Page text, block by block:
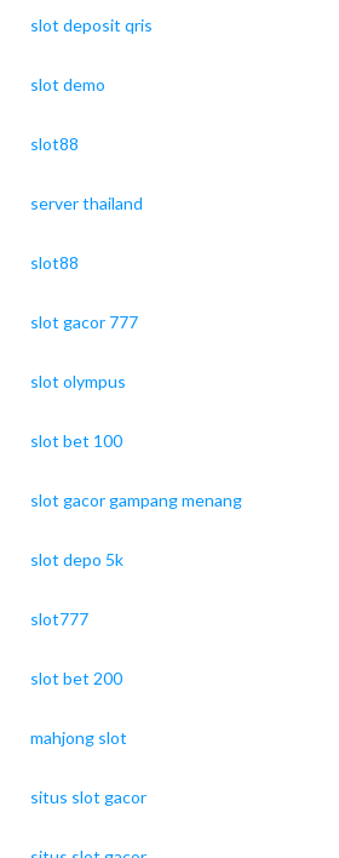
slot deposit qris
slot demo
slot88
server thailand
slot88
slot gacor 777
slot olympus
slot bet 100
slot gacor gampang menang
slot depo 5k
slot777
slot bet 200
mahjong slot
situs slot gacor